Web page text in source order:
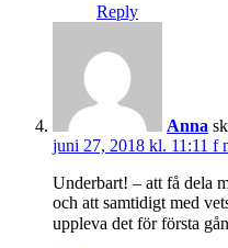
Reply
Anna
juni 27, 2018 kl. 11:11 f
Underbart! – att få dela
och att samtidigt med
uppleva det för första